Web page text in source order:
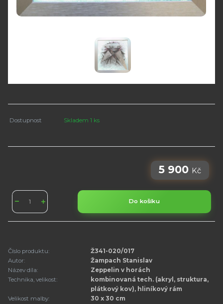
Dostupnost Skladem 1 ks
5 900 Kč
Do košíku
Číslo produktu:
Ž341-020/017
Autor:
Žampach Stanislav
Název díla:
Zeppelin v horách
Technika, velikost:
kombinovaná tech. (akryl, struktura,
plátkový kov), hliníkový rám
Velikost malby:
30 x 30 cm